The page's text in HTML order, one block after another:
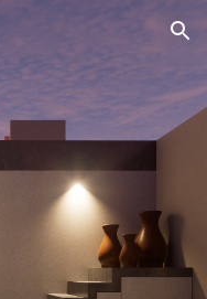
Skip to navigation